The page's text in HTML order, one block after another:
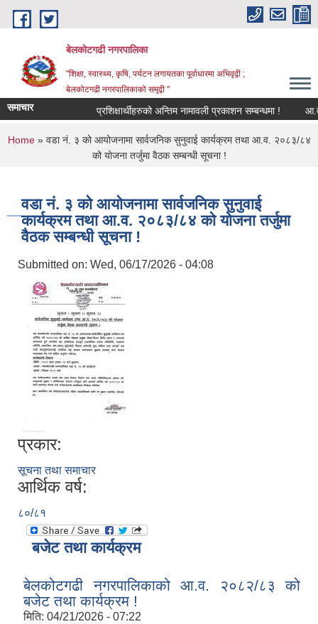
Skip to main content
बेलकोटगढी नगरपालिका
"शिक्षा, स्वास्थ्य, कृषि, पर्यटन लगायतका पूर्वाधारमा अभिवृद्वी ;
बेलकोटगढी नगरपालिकाको समृद्वी "
समाचार प्रशिक्षार्थीहरुको अन्तिम नामावली प्रकाशन सम्बन्धमा ! आ.व.
You are here
Home» वडा नं. ३ को आयोजनामा सार्वजनिक सुनुवाई कार्यक्रम तथा आ.व. २०८३/८४
को योजना तर्जुमा वैठक सम्बन्धी सूचना !
वडा नं. ३ को आयोजनामा सार्वजनिक सुनुवाई
कार्यक्रम तथा आ.व. २०८३/८४ को योजना तर्जुमा
वैठक सम्बन्धी सूचना !
Submitted on: Wed, 06/17/2026 - 04:08
प्रकार:
सूचना तथा समाचार
आर्थिक वर्ष:
८०/८१
बजेट तथा कार्यक्रम
बेलकोटगढी नगरपालिकाको आ.व. २०८२/८३ को
बजेट तथा कार्यक्रम !
मिति: 04/21/2026 - 07:22